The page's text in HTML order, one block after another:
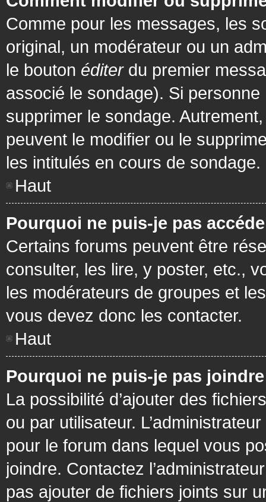
Comme pour les messages, les
original, un modérateur ou un
le bouton éditerdu premier
associé le sondage). Si personne
supprimer le sondage.
peuvent le modifier ou le
les intitulés en cours de sondage.
Haut
Pourquoi ne puis-je pas
Certains forums peuvent être
consulter, les lire, y poster, etc.,
les modérateurs de groupes et
vous devez donc les contacter.
Haut
Pourquoi ne puis-je pas
La possibilité d’ajouter des
ou par utilisateur.
pour le forum dans lequel vous
joindre. Contactez
pas ajouter de fichiers joints sur